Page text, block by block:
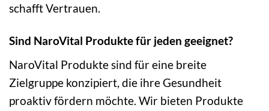
schafft Vertrauen.
Sind NaroVital Produkte für jeden geeignet?
NaroVital Produkte sind für eine breite
Zielgruppe konzipiert, die ihre Gesundheit
proaktiv fördern möchte. Wir bieten Produkte